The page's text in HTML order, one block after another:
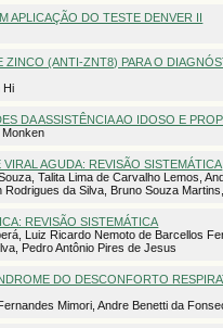
APLICAÇÃO DO TESTE DENVER II
(ANTI-ZNT8) PARA O
Hi
DA ASSISTÊNCIA AO IDOSO E
Monken
AGUDA: REVISÃO SISTEMÁTICA
Talita Lima de Carvalho Lemos,
da Silva, Bruno Souza
REVISÃO SISTEMÁTICA
Luiz Ricardo Nemoto de Barcellos
Pedro Antônio Pires de Jesus
DO DESCONFORTO
Mimori, Andre Benetti da